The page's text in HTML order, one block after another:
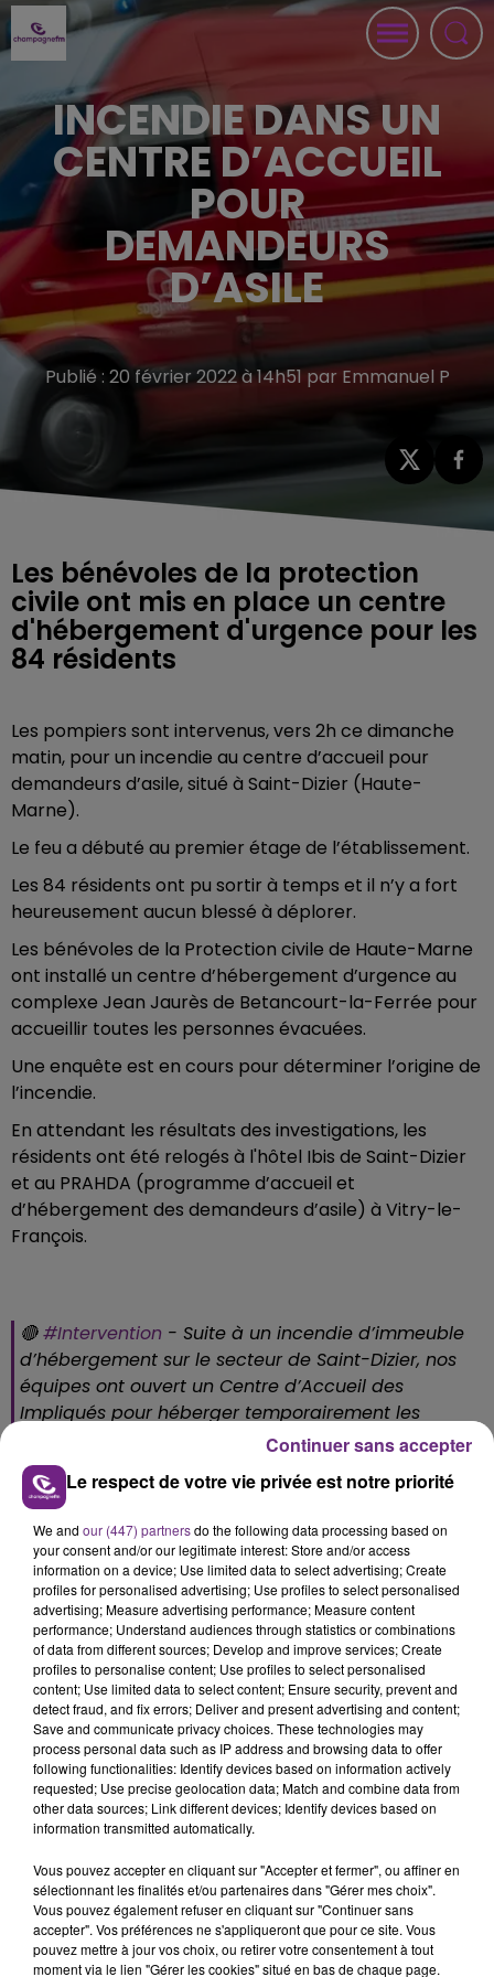
INCENDIE DANS UN
CENTRE D’ACCUEIL
POUR
DEMANDEURS
D’ASILE
Publié : 20 février 2022 à 14h51 par Emmanuel P
Les bénévoles de la protection
civile ont mis en place un centre
d'hébergement d'urgence pour les
84 résidents
Les pompiers sont intervenus, vers 2h ce dimanche
matin, pour un incendie au centre d’accueil pour
demandeurs d’asile, situé à Saint-Dizier (Haute-
Marne).
Le feu a débuté au premier étage de l’établissement.
Les 84 résidents ont pu sortir à temps et il n’y a fort
heureusement aucun blessé à déplorer.
Les bénévoles de la Protection civile de Haute-Marne
ont installé un centre d’hébergement d’urgence au
complexe Jean Jaurès de Betancourt-la-Ferrée pour
accueillir toutes les personnes évacuées.
Une enquête est en cours pour déterminer l’origine de
l’incendie.
En attendant les résultats des investigations, les
résidents ont été relogés à l'hôtel Ibis de Saint-Dizier
et au PRAHDA (programme d’accueil et
d’hébergement des demandeurs d’asile) à Vitry-le-
François.
🔴#Intervention - Suite à un incendie d’immeuble
d’hébergement sur le secteur de Saint-Dizier, nos
équipes ont ouvert un Centre d’Accueil des
Impliqués pour héberger temporairement les
sinistrés sur Bettancourt-la-Ferrée.
pic.twitter.com/BTSBnBWiRK
— Protection Civile de Haute-Marne
(@ProtecCivile52)February 20, 2022
FIL D'ACTU
11h37
LA CENTRALE NUCLÉAIRE DE CHOOZ
TOUJOURS À L'ARRÊT
Cela fait déjà une semaine que la centrale
Le respect de votre vie privée est notre priorité
We and our (447) partnersdo the following data processing based on
your consent and/or our legitimate interest: Store and/or access
information on a device; Use limited data to select advertising; Create
profiles for personalised advertising; Use profiles to select personalised
advertising; Measure advertising performance; Measure content
performance; Understand audiences through statistics or combinations
of data from different sources; Develop and improve services; Create
profiles to personalise content; Use profiles to select personalised
content; Use limited data to select content; Ensure security, prevent and
detect fraud, and fix errors; Deliver and present advertising and content;
Save and communicate privacy choices. These technologies may
process personal data such as IP address and browsing data to offer
following functionalities: Identify devices based on information actively
requested; Use precise geolocation data; Match and combine data from
other data sources; Link different devices; Identify devices based on
information transmitted automatically.
Vous pouvez accepter en cliquant sur "Accepter et fermer", ou affiner en
sélectionnant les finalités et/ou partenaires dans "Gérer mes choix".
Vous pouvez également refuser en cliquant sur "Continuer sans
accepter". Vos préférences ne s'appliqueront que pour ce site. Vous
pouvez mettre à jour vos choix, ou retirer votre consentement à tout
moment via le lien "Gérer les cookies" situé en bas de chaque page.
Continuer sans accepter